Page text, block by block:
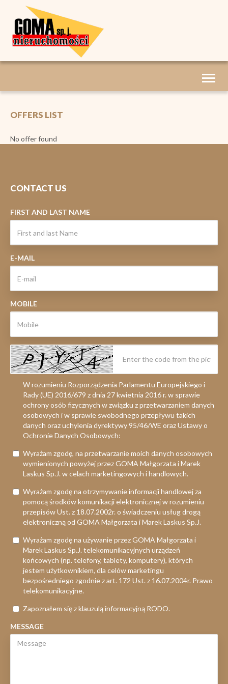
OFFERS LIST
No offer found
CONTACT US
FIRST AND LAST NAME
E-MAIL
MOBILE
W rozumieniu Rozporządzenia Parlamentu Europejskiego i
Rady (UE) 2016/679 z dnia 27 kwietnia 2016 r. w sprawie
ochrony osób fizycznych w związku z przetwarzaniem danych
osobowych i w sprawie swobodnego przepływu takich
danych oraz uchylenia dyrektywy 95/46/WE oraz Ustawy o
Ochronie Danych Osobowych:
Wyrażam zgodę, na przetwarzanie moich danych osobowych
wymienionych powyżej przez GOMA Małgorzata i Marek
Laskus Sp.J. w celach marketingowych i handlowych.
Wyrażam zgodę na otrzymywanie informacji handlowej za
pomocą środków komunikacji elektronicznej w rozumieniu
przepisów Ust. z 18.07.2002r. o świadczeniu usług drogą
elektroniczną od GOMA Małgorzata i Marek Laskus Sp.J.
Wyrażam zgodę na używanie przez GOMA Małgorzata i
Marek Laskus Sp.J. telekomunikacyjnych urządzeń
końcowych (np. telefony, tablety, komputery), których
jestem użytkownikiem, dla celów marketingu
bezpośredniego zgodnie z art. 172 Ust. z 16.07.2004r. Prawo
telekomunikacyjne.
Zapoznałem się z klauzulą informacyjną RODO.
MESSAGE